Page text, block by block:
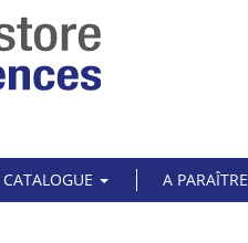
CATALOGUE A PARAÎTRE